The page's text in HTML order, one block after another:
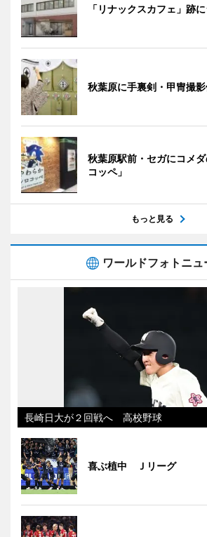
「リナックスカフェ」跡
秋葉原に手裏剣・甲冑撮
秋葉原駅前・セガにコメ
コッペ」
もっと見る
ワールドフォトニュ
長崎日大が２回戦へ 高校野球
喜ぶ植中 Ｊリーグ